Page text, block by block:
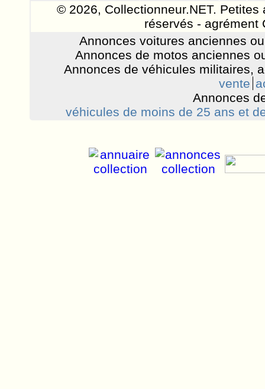
© 2026, Collectionneur.NET.
réservés - agrément
Annonces voitures anciennes
Annonces de motos anciennes
Annonces de véhicules militaires,
vente
Annonces
véhicules de moins de 25 ans et